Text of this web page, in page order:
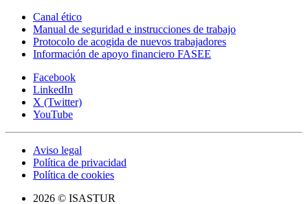
Canal ético
Manual de seguridad e instrucciones de trabajo
Protocolo de acogida de nuevos trabajadores
Información de apoyo financiero FASEE
Facebook
LinkedIn
X (Twitter)
YouTube
Aviso legal
Política de privacidad
Política de cookies
2026 © ISASTUR